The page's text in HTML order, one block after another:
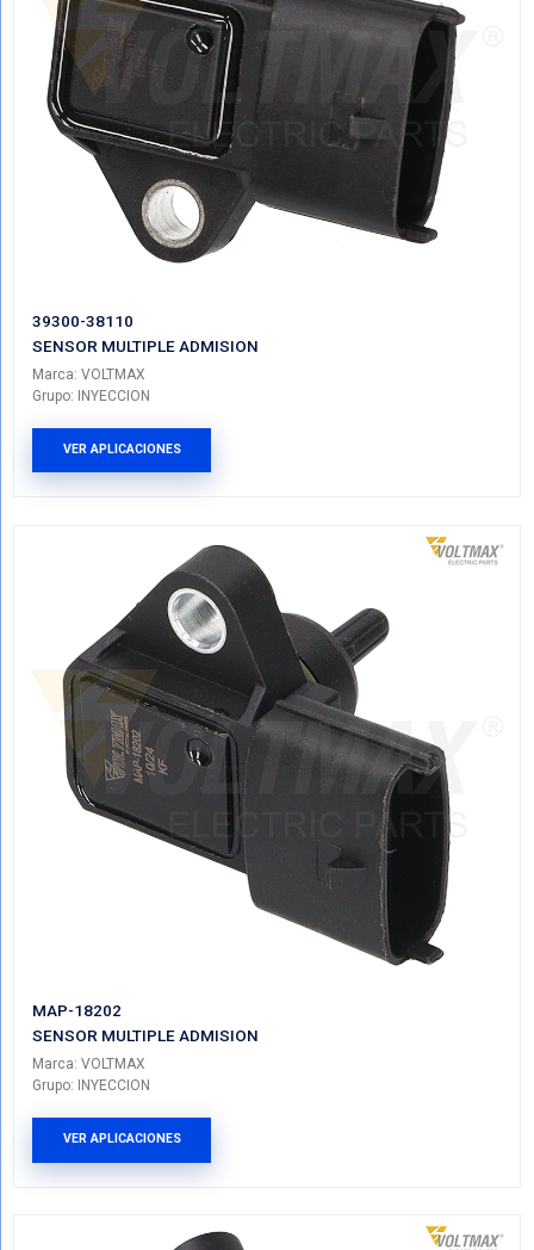
39300-38110
SENSOR MULTIPLE ADMISION
Marca: VOLTMAX
Grupo: INYECCION
VER APLICACIONES